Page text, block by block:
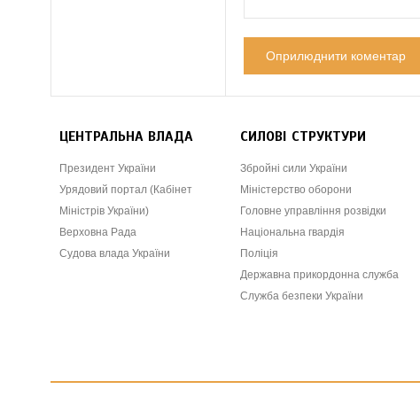
ЦЕНТРАЛЬНА ВЛАДА
Президент України
Урядовий портал (Кабінет
Міністрів України)
Верховна Рада
Судова влада України
СИЛОВІ СТРУКТУРИ
Збройні сили України
Міністерство оборони
Головне управління розвідки
Національна гвардія
Поліція
Державна прикордонна служба
Служба безпеки України